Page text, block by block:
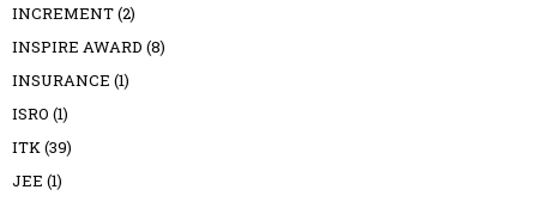
INCREMENT(2)
INSPIRE AWARD (8)
INSURANCE (1)
ISRO (1)
ITK(39)
JEE (1)